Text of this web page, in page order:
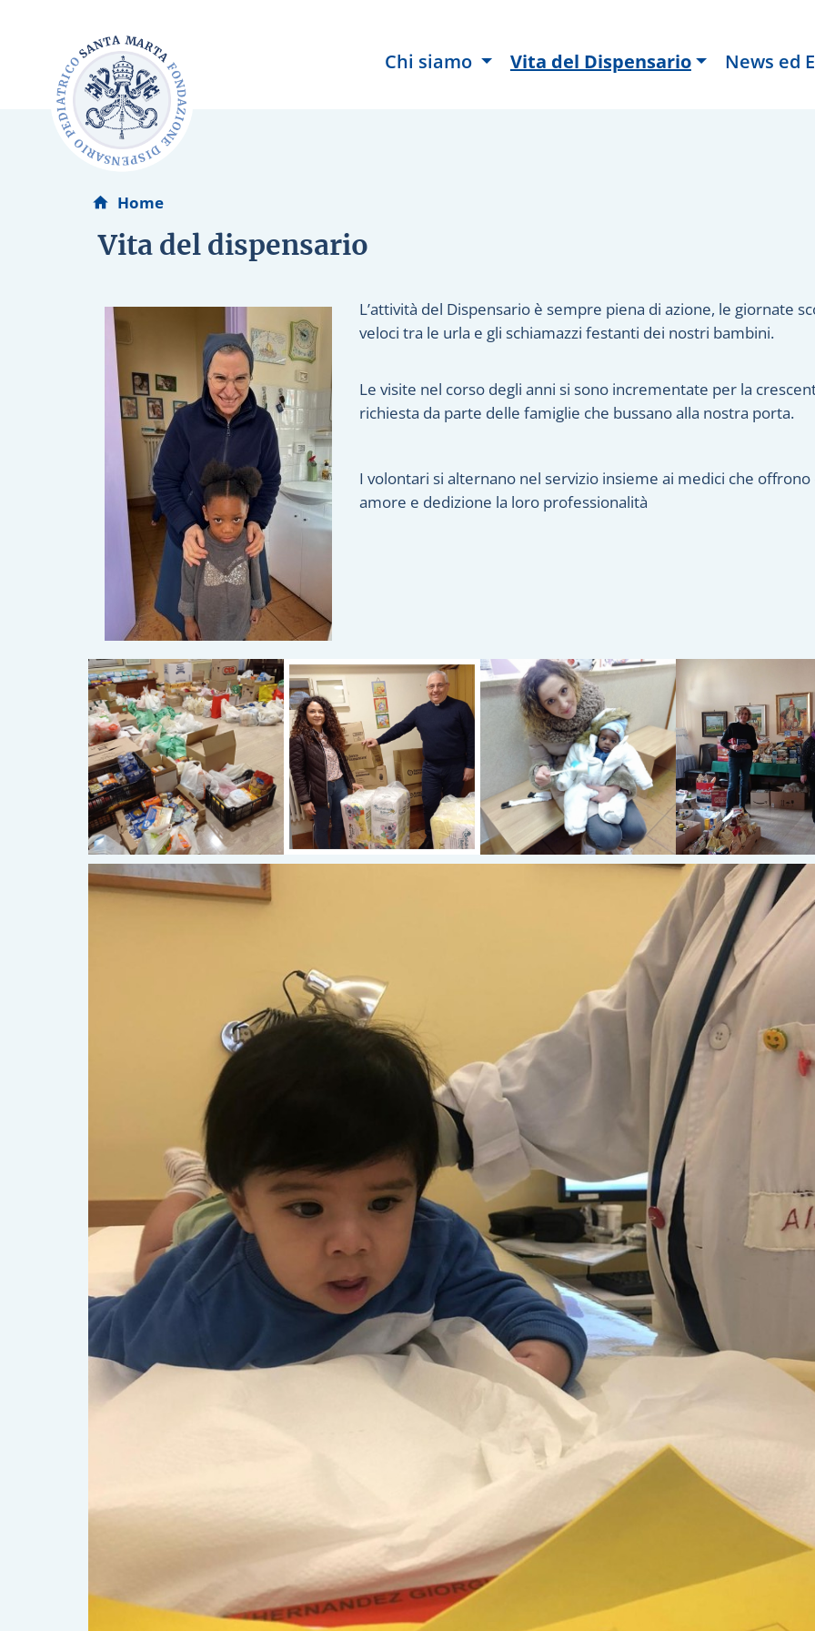
Chi siamo Vita del Dispensario News ed
Home
Vita del dispensario
L’attività del Dispensario è sempre piena di azione, le giornate
veloci tra le urla e gli schiamazzi festanti dei nostri bambini.
Le visite nel corso degli anni si sono incrementate per la
richiesta da parte delle famiglie che bussano alla nostra porta.
I volontari si alternano nel servizio insieme ai medici che offrono
amore e dedizione la loro professionalità